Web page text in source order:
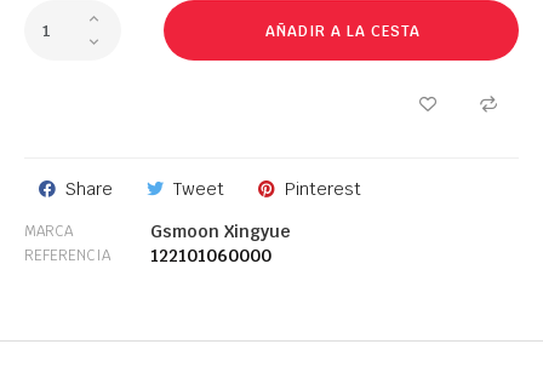
AÑADIR A LA CESTA
Share Tweet Pinterest
MARCA Gsmoon Xingyue
REFERENCIA 122101060000